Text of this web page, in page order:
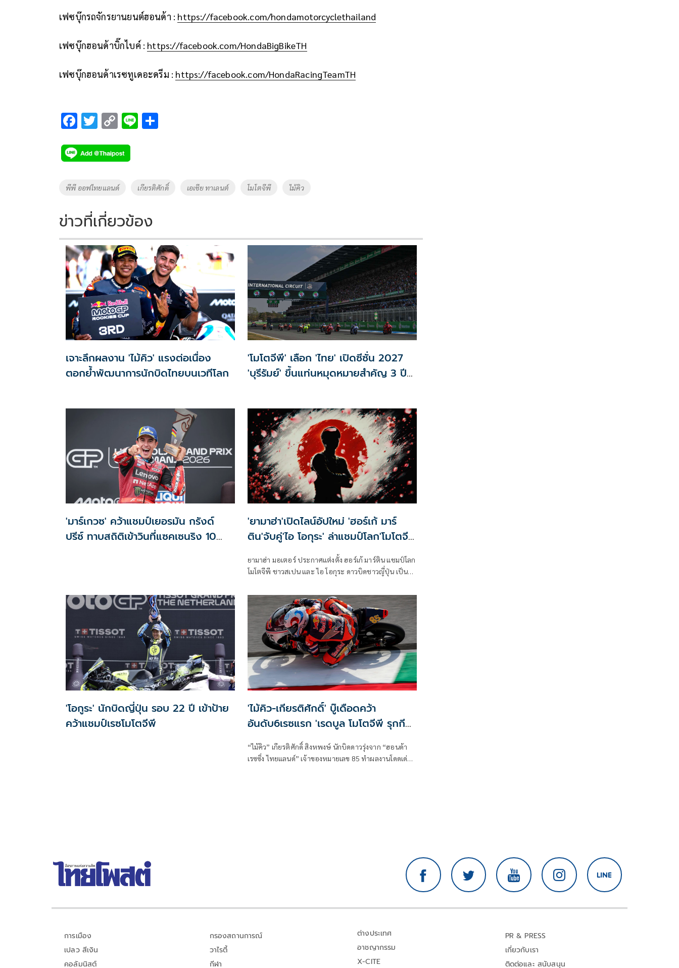
เฟซบุ๊กรถจักรยานยนต์ฮอนด้า : https://facebook.com/hondamotorcyclethailand
เฟซบุ๊กฮอนด้าบิ๊กไบค์ : https://facebook.com/HondaBigBikeTH
เฟซบุ๊กฮอนด้าเรซทูเดอะดรีม : https://facebook.com/HondaRacingTeamTH
F
e
b
o
k
T
tt
er
C
p
y
Li
k
Li
Tags
พีพี ออฟไทยแลนด์ เกียรติศักดิ์ เอเชีย ทาเลนต์ โมโตจีพี ไม้คิว
ข่าวที่เกี่ยวข้อง
เจาะลึกผลงาน 'ไม้คิว' แรงต่อเนื่อง
ตอกย้ำพัฒนาการนักบิดไทยบนเวทีโลก
'โมโตจีพี' เลือก 'ไทย' เปิดซีซั่น 2027
'บุรีรัมย์' ขึ้นแท่นหมุดหมายสำคัญ 3 ปี
'มาร์เกวซ' คว้าแชมป์เยอรมัน กรังด์
ปรีซ์ ทาบสถิติเข้าวินที่แซคเซนริง 10
'ยามาฮ่า'เปิดไลน์อัปใหม่ 'ฮอร์เก้ มาร์
ติน'จับคู่'ไอ โอกุระ' ล่าแชมป์โลก'โมโตจี
ยามาฮ่า มอเตอร์ ประกาศแต่งตั้ง ฮอร์เก้ มาร์ติน แชมป์โลก
โมโตจีพี ชาวสเปน และ ไอ โอกุระ ดาวบิดชาวญี่ปุ่น เป็น
แข่งขันรถจักรยานยนต์ทางเรียบชิงแชมป์โลก โมโตจีพี
ฤดูกาล 2027-2028 อย่างเป็นทางการ พร้อมประกาศเดิน
หน้าสู่ยุคใหม่ของการแข่งขัน ด้วยเป้าหมายในการพาทีม
กลับคืนสู่การลุ้นแชมป์โลกอีกครั้ง
'โอกูระ' นักบิดญี่ปุ่น รอบ 22 ปี เข้าป้าย
คว้าแชมป์เรซโมโตจีพี
'ไม้คิว-เกียรติศักดิ์' บู๊เดือดคว้า
อันดับ6เรซแรก 'เรดบูล โมโตจีพี รุกกีส์
คัพ 2026 สนาม 4 แอสเซ่น
“ไม้คิว” เกียรติศักดิ์ สิงหพงษ์ นักบิดดาวรุ่งจาก “ฮอนด้า
เรซซิ่ง ไทยแลนด์” เจ้าของหมายเลข 85 ทำผลงานโดดเด่น
การเมือง
เปลว สีเงิน
คอลัมนิสต์
กรองสถานการณ์
วาไรตี้
กีฬา
ต่างประเทศ
อาชญากรรม
X-CITE
PR & PRESS
เกี่ยวกับเรา
ติดต่อและ สนับสนุน